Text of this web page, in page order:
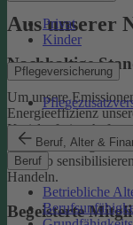
Privat
Kinder
Pflegeversicherung
Beruf, Alter &
Beruf
Betriebliche
Aus unserer
Nachhaltige
Um unsere
Energieeffizienz
Kreislaufwirtschaft
sind ein wichtiger
Deshalb
Handeln.
Begeisterte